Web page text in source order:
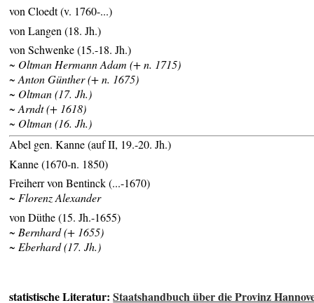
von Cloedt (v. 1760-...)
von Langen (18. Jh.)
von Schwenke (15.-18. Jh.)
~ Oltman Hermann Adam (+ n. 1715)
~ Anton Günther (+ n. 1675)
~ Oltman (17. Jh.)
~ Arndt (+ 1618)
~ Oltman (16. Jh.)
Abel gen. Kanne (auf II, 19.-20. Jh.)
Kanne (1670-n. 1850)
Freiherr von Bentinck (...-1670)
~ Florenz Alexander
von Düthe (15. Jh.-1655)
~ Bernhard (+ 1655)
~ Eberhard (17. Jh.)
statistische Literatur:Staatshandbuch über die Provinz